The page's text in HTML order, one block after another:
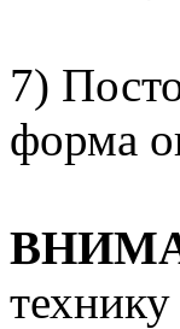
7)
форма